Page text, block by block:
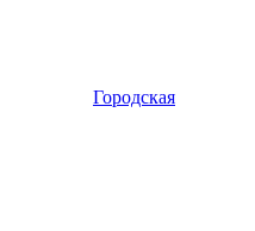
Городская